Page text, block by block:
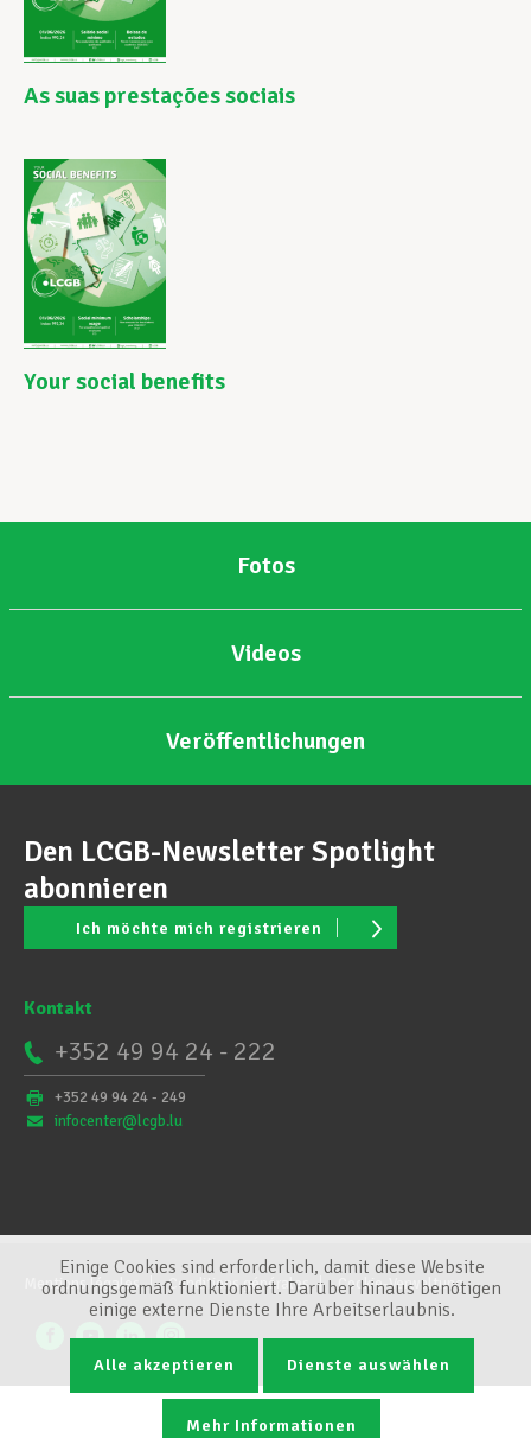
As suas prestações sociais
Your social benefits
Fotos
Videos
Veröffentlichungen
Den LCGB-Newsletter Spotlight
abonnieren
Ich möchte mich registrieren
Kontakt
+352 49 94 24 - 222
+352 49 94 24 - 249
infocenter@lcgb.lu
Mentions légales Conditions générales Cookie-Verwaltung
Einige Cookies sind erforderlich, damit diese Website
ordnungsgemäß funktioniert. Darüber hinaus benötigen
einige externe Dienste Ihre Arbeitserlaubnis.
Alle akzeptieren Dienste auswählen
Mehr Informationen